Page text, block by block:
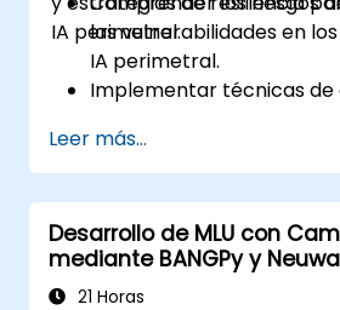
IA perimetral.
las vulnerabilidades en
IA perimetral.
Implementar técnicas de
datos.
Diseñar arquitecturas de
resilientes capaces de
amenazas cibernéticas.
Aplicar estrategias
de modelos de IA en
Leer más...
Desarrollo de MLU con
mediante BANGPy y
21 Horas